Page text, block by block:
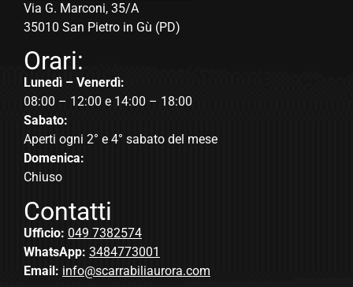
Via G. Marconi, 35/A
35010 San Pietro in Gù (PD)
Orari:
Lunedì – Venerdì:
08:00 – 12:00 e 14:00 – 18:00
Sabato:
Aperti ogni 2° e 4° sabato del mese
Domenica:
Chiuso
Contatti
Ufficio: 049 7382574
WhatsApp: 3484773001
Email: info@scarrabiliaurora.com